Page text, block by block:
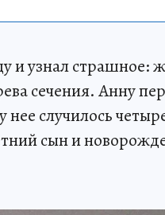
и узнал страшное:
сечения. Анну
нее случилось
сын и